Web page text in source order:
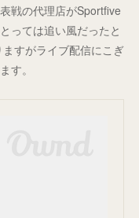
戦の代理店がSportfive
っては追い風だったと
すがライブ配信にこぎ
す。